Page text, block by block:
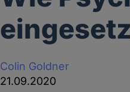
Colin Goldner
21.09.2020